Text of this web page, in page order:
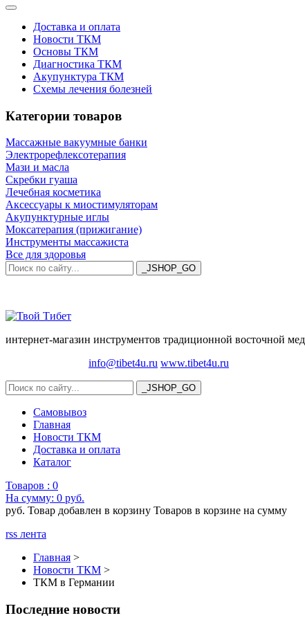
Доставка и оплата
Новости ТКМ
Основы ТКМ
Диагностика ТКМ
Акупунктура ТКМ
Схемы лечения болезней
Категории товаров
Массажные вакуумные банки
Электрорефлексотерапия
Мази и масла
Скребки гуаша
Лечебная косметика
Аксессуары к миостимуляторам
Акупунктурные иглы
Моксатерапия (прижигание)
Инструменты массажиста
Все для здоровья
интернет-магазин инструментов традиционной восточной
info@tibet4u.ru www.tibet4u.ru
Самовывоз
Главная
Новости ТКМ
Доставка и оплата
Каталог
Товаров : 0
На сумму: 0 руб.
руб. Товар добавлен в корзину Товаров в корзине на сумму
rss лента
Главная >
Новости ТКМ >
ТКМ в Германии
Последние новости